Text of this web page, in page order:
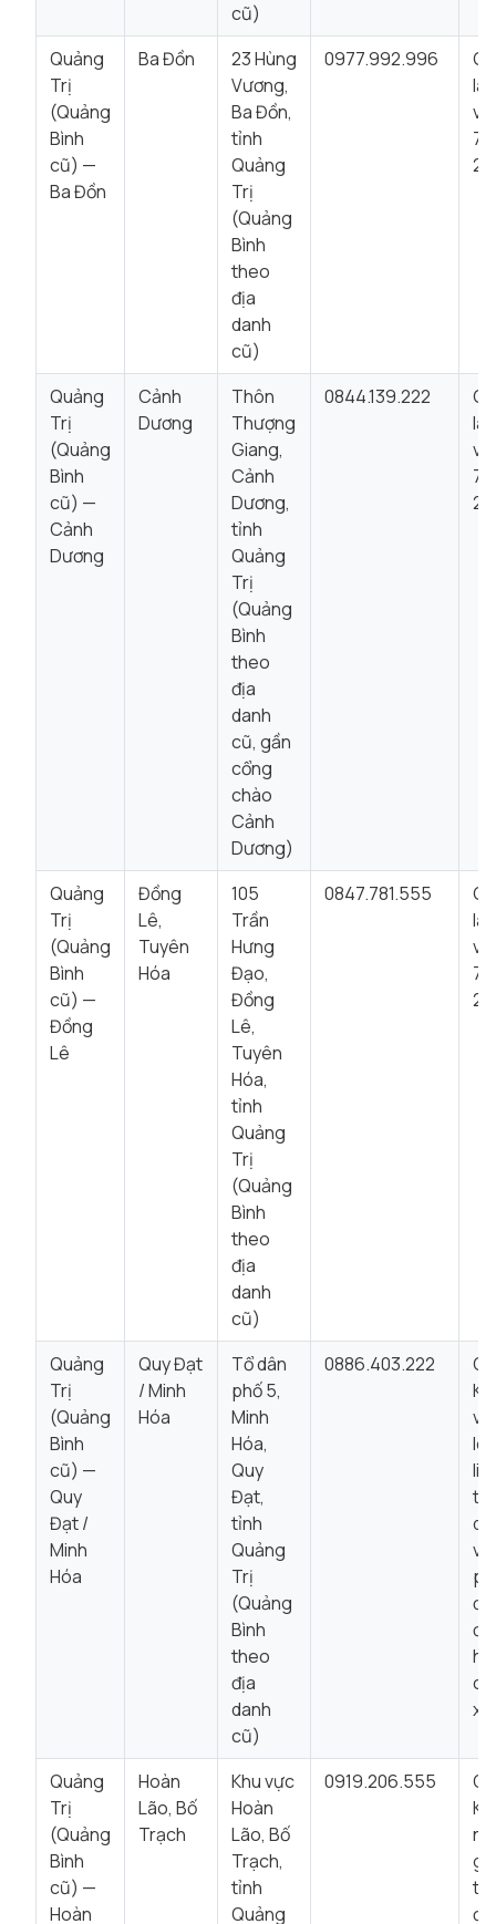
cũ)
Quảng
Trị
(Quảng
Bình
cũ) —
Ba Đồn
Ba Đồn
23 Hùng
Vương,
Ba Đồn,
tỉnh
Quảng
Trị
(Quảng
Bình
theo
địa
danh
cũ)
0977.992.996
Quảng
Trị
(Quảng
Bình
cũ) —
Cảnh
Dương
Cảnh
Dương
Thôn
Thượng
Giang,
Cảnh
Dương,
tỉnh
Quảng
Trị
(Quảng
Bình
theo
địa
danh
cũ, gần
cổng
chào
Cảnh
Dương)
0844.139.222
Quảng
Trị
(Quảng
Bình
cũ) —
Đồng
Lê
Đồng
Lê,
Tuyên
Hóa
105
Trần
Hưng
Đạo,
Đồng
Lê,
Tuyên
Hóa,
tỉnh
Quảng
Trị
(Quảng
Bình
theo
địa
danh
cũ)
0847.781.555
Quảng
Trị
(Quảng
Bình
cũ) —
Quy
Đạt /
Minh
Hóa
Quy Đạt
/ Minh
Hóa
Tổ dân
phố 5,
Minh
Hóa,
Quy
Đạt,
tỉnh
Quảng
Trị
(Quảng
Bình
theo
địa
danh
cũ)
0886.403.222
vui
để
Quảng
Trị
(Quảng
Bình
cũ) —
Hoàn
Hoàn
Lão, Bố
Trạch
Khu vực
Hoàn
Lão, Bố
Trạch,
tỉnh
Quảng
0919.206.555
gọi